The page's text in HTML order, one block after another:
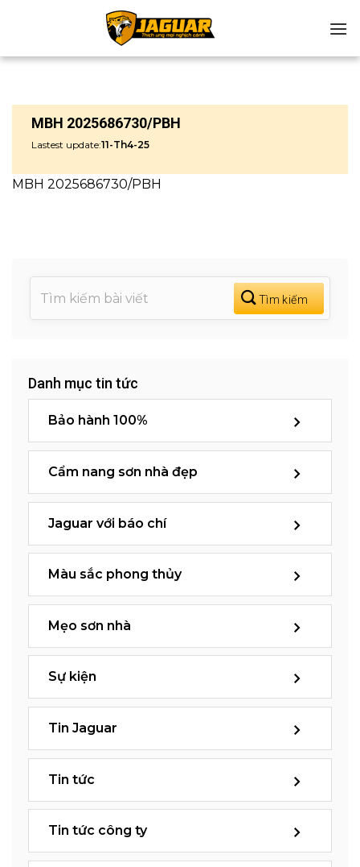
MBH 2025686730/PBH
Lastest update:11-Th4-25
MBH 2025686730/PBH
Danh mục tin tức
Bảo hành 100%
Cẩm nang sơn nhà đẹp
Jaguar với báo chí
Màu sắc phong thủy
Mẹo sơn nhà
Sự kiện
Tin Jaguar
Tin tức
Tin tức công ty